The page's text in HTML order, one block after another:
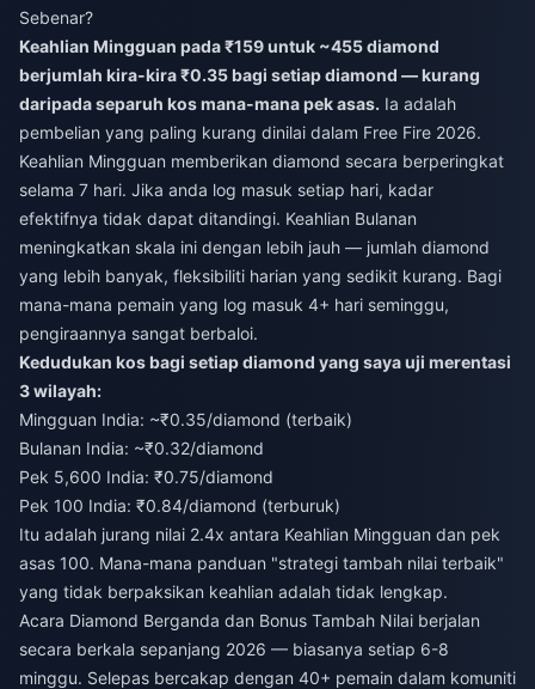
Sebenar?
Keahlian Mingguan pada ₹159 untuk ~455 diamond
berjumlah kira-kira ₹0.35 bagi setiap diamond — kurang
daripada separuh kos mana-mana pek asas. Ia adalah
pembelian yang paling kurang dinilai dalam Free Fire 2026.
Keahlian Mingguan memberikan diamond secara berperingkat
selama 7 hari. Jika anda log masuk setiap hari, kadar
efektifnya tidak dapat ditandingi. Keahlian Bulanan
meningkatkan skala ini dengan lebih jauh — jumlah diamond
yang lebih banyak, fleksibiliti harian yang sedikit kurang. Bagi
mana-mana pemain yang log masuk 4+ hari seminggu,
pengiraannya sangat berbaloi.
Kedudukan kos bagi setiap diamond yang saya uji merentasi
3 wilayah:
Mingguan India: ~₹0.35/diamond (terbaik)
Bulanan India: ~₹0.32/diamond
Pek 5,600 India: ₹0.75/diamond
Pek 100 India: ₹0.84/diamond (terburuk)
Itu adalah jurang nilai 2.4x antara Keahlian Mingguan dan pek
asas 100. Mana-mana panduan "strategi tambah nilai terbaik"
yang tidak berpaksikan keahlian adalah tidak lengkap.
Acara Diamond Berganda dan Bonus Tambah Nilai berjalan
secara berkala sepanjang 2026 — biasanya setiap 6-8
minggu. Selepas bercakap dengan 40+ pemain dalam komuniti